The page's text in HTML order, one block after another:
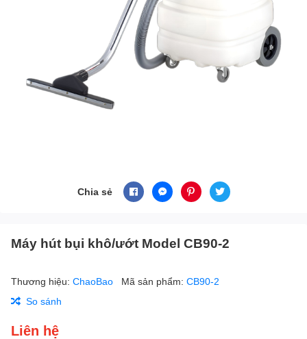
Chia sẻ
Máy hút bụi khô/ướt Model CB90-2
Thương hiệu: ChaoBao Mã sản phẩm: CB90-2
So sánh
Liên hệ